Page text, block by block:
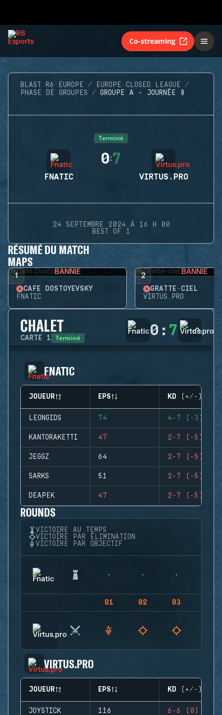
Co-streaming
BLAST R6 EUROPE
EUROPE CLOSED LEAGUE
PHASE DE GROUPES
GROUPE A - JOURNÉE 8
Terminé
FNATIC
0:7
VIRTUS.PRO
24 SEPTEMBRE 2024 À 16 H 00
BEST OF 1
RÉSUMÉ DU MATCH
MAPS
1 BANNIE
CAFÉ DOSTOYEVSKY
FNATIC
2 BANNIE
GRATTE-CIEL
VIRTUS.PRO
CHALET
CARTE 1 Terminé 0 : 7
FNATIC
JOUEUR EPS KD (+/-)
LEONGIDS 74 4-7 (-3)
KANTORAKETTI 47 2-7 (-5)
JEGGZ 64 2-7 (-5)
SARKS 51 2-7 (-5)
DEAPEK 47 2-7 (-5)
ROUNDS
VICTOIRE AU TEMPS
VICTOIRE PAR ÉLIMINATION
VICTOIRE PAR OBJECTIF
01 02 03
VIRTUS.PRO
JOUEUR EPS KD (+/-)
JOYSTICK 116 6-6 (0)